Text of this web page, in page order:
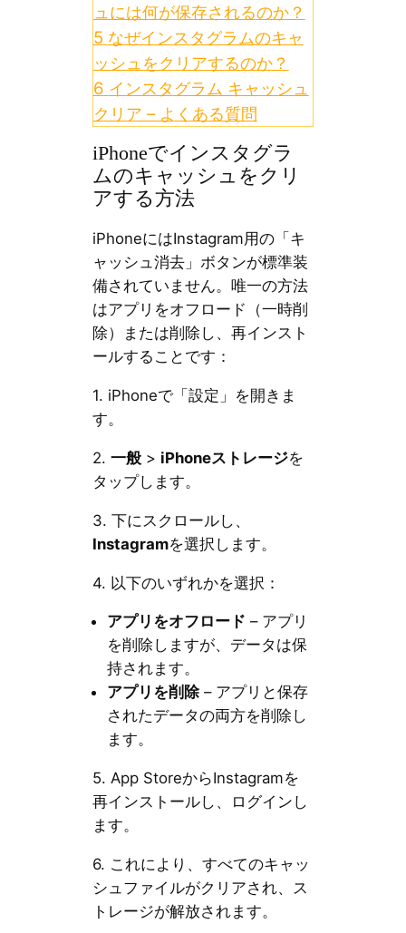
ュには何が保存されるのか？
5 なぜインスタグラムのキャ
ッシュをクリアするのか？
6 インスタグラム キャッシュ
クリア – よくある質問
iPhoneでインスタグラ
ムのキャッシュをクリ
アする方法
iPhoneにはInstagram用の「キ
ャッシュ消去」ボタンが標準装
備されていません。唯一の方法
はアプリをオフロード（一時削
除）または削除し、再インスト
ールすることです：
1. iPhoneで「設定」を開きま
す。
2. 一般> iPhoneストレージを
タップします。
3. 下にスクロールし、
Instagramを選択します。
4. 以下のいずれかを選択：
アプリをオフロード – アプリ
を削除しますが、データは保
持されます。
アプリを削除– アプリと保存
されたデータの両方を削除し
ます。
5. App StoreからInstagramを
再インストールし、ログインし
ます。
6. これにより、すべてのキャッ
シュファイルがクリアされ、ス
トレージが解放されます。